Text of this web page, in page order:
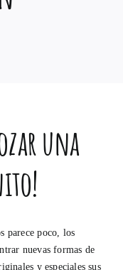
una
parece poco, los
nuevas formas de
y especiales sus